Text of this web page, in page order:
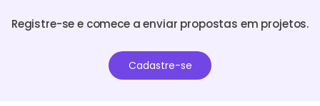
Registre-se e comece a enviar propostas em projetos.
Cadastre-se